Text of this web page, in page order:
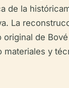
de la
La
original de
materiales y